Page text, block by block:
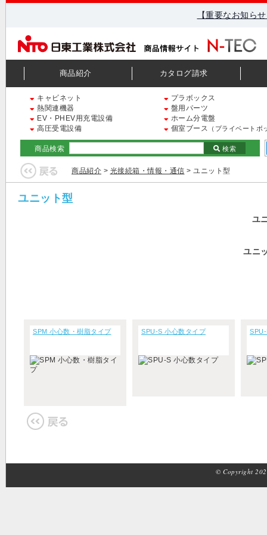
【重要なお知ら
商品紹介 カタログ請求
キャビネット
プラボックス
熱関連機器
盤用パーツ
EV・PHEV用充電設備
ホーム分電盤
高圧受電設備
個室ブース （プライベートボ
商品検索 検索
商品紹介 > 光接続箱・情報・通信 > ユニット型
ユニット型
ユ
ユニ
SPM 小心数・樹脂タイプ SPU-S 小心数タイプ
© Copyright